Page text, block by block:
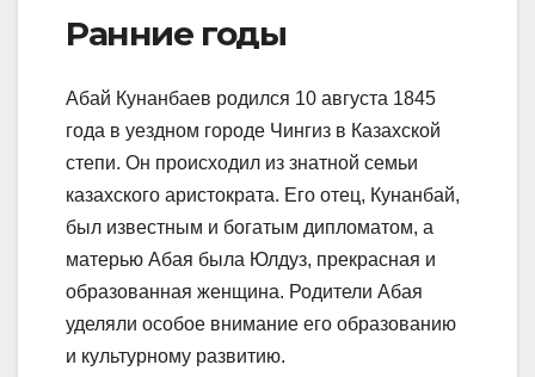
Ранние годы
Абай Кунанбаев родился 10 августа 1845
года в уездном городе Чингиз в Казахской
степи. Он происходил из знатной семьи
казахского аристократа. Его отец, Кунанбай,
был известным и богатым дипломатом, а
матерью Абая была Юлдуз, прекрасная и
образованная женщина. Родители Абая
уделяли особое внимание его образованию
и культурному развитию.